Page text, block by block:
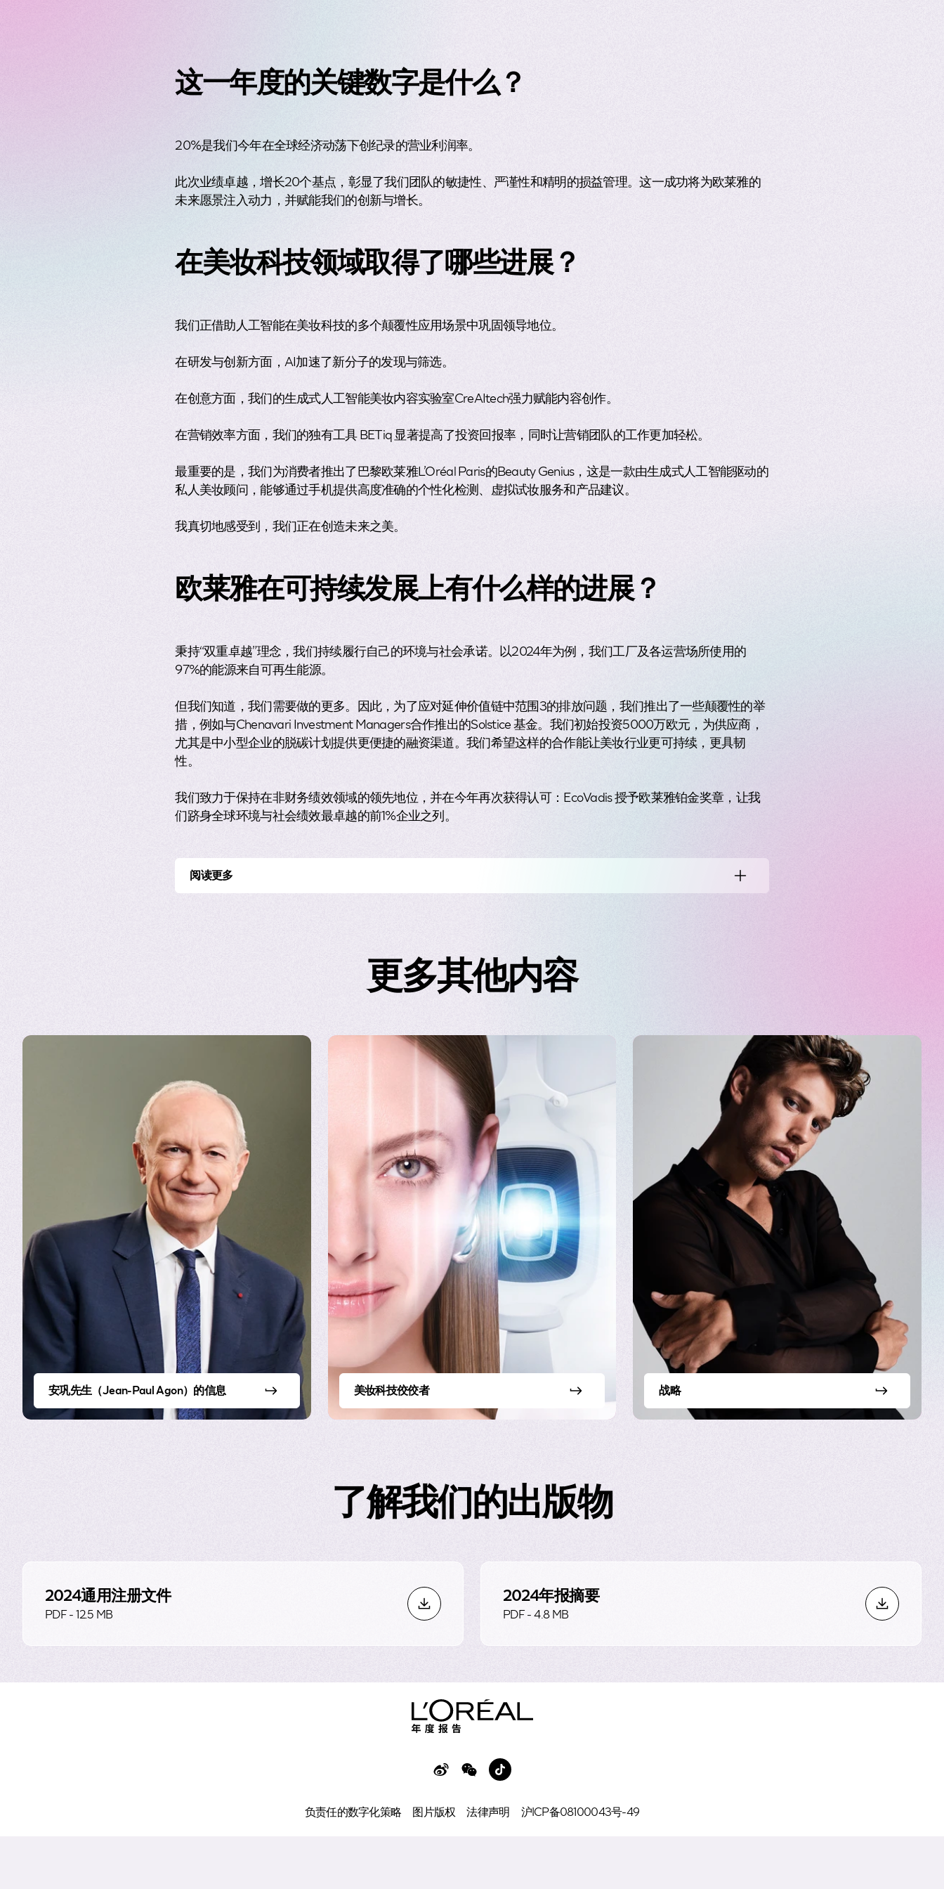
这一年度的关键数字是什么？
20%是我们今年在全球经济动荡下创纪录的营业利润率。
此次业绩卓越，增长20个基点，彰显了我们团队的敏捷性、严谨性和精明的损益管理。这一成功将为欧莱雅的
未来愿景注入动力，并赋能我们的创新与增长。
在美妆科技领域取得了哪些进展？
我们正借助人工智能在美妆科技的多个颠覆性应用场景中巩固领导地位。
在研发与创新方面，AI加速了新分子的发现与筛选。
在创意方面，我们的生成式人工智能美妆内容实验室CreAItech强力赋能内容创作。
在营销效率方面，我们的独有工具 BETiq 显著提高了投资回报率，同时让营销团队的工作更加轻松。
最重要的是，我们为消费者推出了巴黎欧莱雅L’Oréal Paris的Beauty Genius，这是一款由生成式人工智能驱动的
私人美妆顾问，能够通过手机提供高度准确的个性化检测、虚拟试妆服务和产品建议。
我真切地感受到，我们正在创造未来之美。
欧莱雅在可持续发展上有什么样的进展？
秉持“双重卓越”理念，我们持续履行自己的环境与社会承诺。以2024年为例，我们工厂及各运营场所使用的
97%的能源来自可再生能源。
但我们知道，我们需要做的更多。因此，为了应对延伸价值链中范围3的排放问题，我们推出了一些颠覆性的举
措，例如与Chenavari Investment Managers合作推出的Solstice 基金。我们初始投资5000万欧元，为供应商，
尤其是中小型企业的脱碳计划提供更便捷的融资渠道。我们希望这样的合作能让美妆行业更可持续，更具韧
性。
我们致力于保持在非财务绩效领域的领先地位，并在今年再次获得认可：EcoVadis 授予欧莱雅铂金奖章，让我
们跻身全球环境与社会绩效最卓越的前1%企业之列。
是什么让欧莱雅的文化独树一帜？
满创意，鼓励冒险，珍视多元视角的地方。我们通过强大的One L’Oréal 战略，融合敏捷性与规模优势，不断打
欧莱雅集团会如何面向未来？
我相信，欧莱雅具备独特优势，能够创造未来之美。在2024年，我们为未来的成功奠定了坚实基础。我们增强
了研发实力，并在创新上的投入无人能及：我们每年在研发与创新上的投资超过13亿欧元，超过我们前三大竞争
对手的总和。同时，我们通过建立新的合作关系和投资初创企业，进一步拓宽了创新生态圈。
我们简化了组织架构，并整合了IT流程，以改善工作方式，提升效能。我们还加强了运营韧性，以在日益复杂的
外部环境中保持敏捷性，包括在中国苏州启动的全新智能运营中心，采用最新技术，助力供应链运营的转型。
我们进一步提升了无与伦比的品牌矩阵——获得缪缪Miu Miu的授权许可，以及收购韩国护肤品牌蒂迩肌Dr.G。
我们还持有医美行业翘楚高德美Galderma、阿曼高端香水品牌爱慕Amouage和高端时尚品牌Jacquemus的少
数股权。
当然，在欧莱雅，员工是我们最大的优势。正是他们的敬业精神、创造力和热情，让我们能继续创造美，让世
界为之所动。
欧莱雅未来几年的优先事项是什么？
首先是地域，我们将对经济和人口结构良好的市场加大投入，尤其是在中产阶级崛起的新兴市场。但我们也将
在美国市场加码，其人口正快速增长且日益多元化。
最后，秉承“把握小趋势，下好先手棋”的理念，我们将积极探索缔造未来之美的新技术——包括膳食补充剂、美
阅读更多
更多其他内容
安巩先生（Jean-Paul Agon） 的信息 美妆科技佼佼者 战略
了解我们的出版物
2024通用注册文件
PDF - 12.5 MB
2024年报摘要
PDF - 4.8 MB
负责任的数字化策略 图片版权 法律声明 沪ICP备08100043号-49